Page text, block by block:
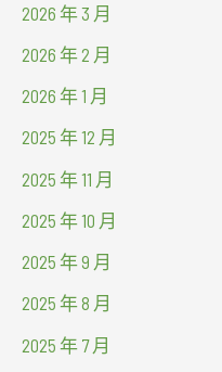
2026 年 3 月
2026 年 2 月
2026 年 1 月
2025 年 12 月
2025 年 11 月
2025 年 10 月
2025 年 9 月
2025 年 8 月
2025 年 7 月